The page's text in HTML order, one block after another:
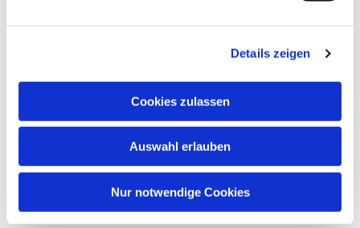
Details zeigen
Cookies zulassen
Auswahl erlauben
Nur notwendige Cookies
Dies könnte Sie auch
interessieren